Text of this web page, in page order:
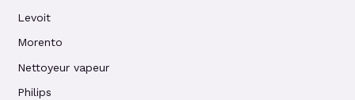
Levoit
Morento
Nettoyeur vapeur
Philips